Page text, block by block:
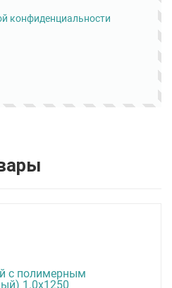
конфиденциальности